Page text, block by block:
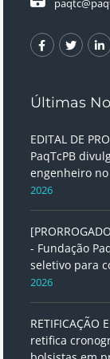
Últimas
EDITAL DE
PaqTcPB
engenheiro
2026
- Fundação
seletivo para
2026
RETIFICAÇÃO
retifica